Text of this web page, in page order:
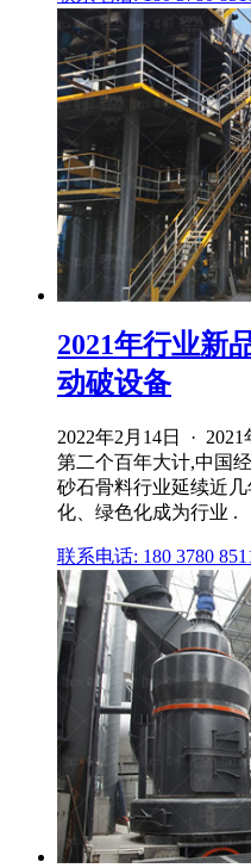
2021年行业新
动破设备
2022年2月14日 ·
第二个百年大计,中国
砂石骨料行业延续近
化、绿色化成为行业 .
联系电话: 180 3780